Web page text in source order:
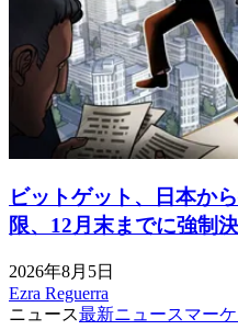
ビットゲット、日本か
限、12月末までに強制
2026年8月5日
Ezra Reguerra
ニュース最新ニュースマー